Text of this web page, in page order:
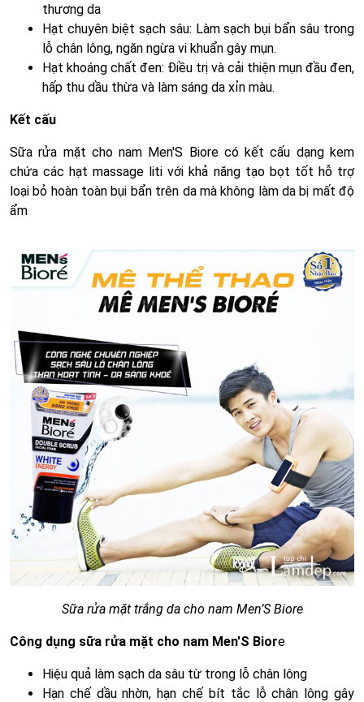
thương da
Hạt chuyên biệt sạch sâu: Làm sạch bụi bẩn sâu trong
lỗ chân lông, ngăn ngừa vi khuẩn gây mụn.
Hạt khoáng chất đen: Điều trị và cải thiện mụn đầu đen,
hấp thu dầu thừa và làm sáng da xỉn màu.
Kết cấu
Sữa rửa mặt cho nam Men'S Biore có kết cấu dạng kem
chứa các hạt massage liti với khả năng tạo bọt tốt hỗ trợ
loại bỏ hoàn toàn bụi bẩn trên da mà không làm da bị mất độ
ẩm
Sữa rửa mặt trắng da cho nam Men’S Biore
Công dụng sữa rửa mặt cho nam Men'S Biore
Hiệu quả làm sạch da sâu từ trong lỗ chân lông
Hạn chế dầu nhờn, hạn chế bít tắc lỗ chân lông gây